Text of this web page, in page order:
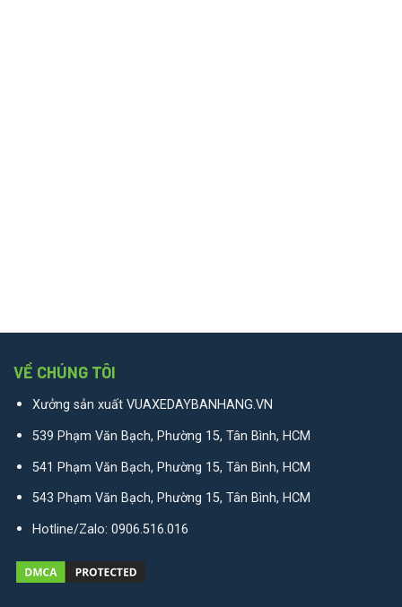
VỀ CHÚNG TÔI
Xưởng sản xuất VUAXEDAYBANHANG.VN
539 Phạm Văn Bạch, Phường 15, Tân Bình, HCM
541 Phạm Văn Bạch, Phường 15, Tân Bình, HCM
543 Phạm Văn Bạch, Phường 15, Tân Bình, HCM
Hotline/Zalo: 0906.516.016